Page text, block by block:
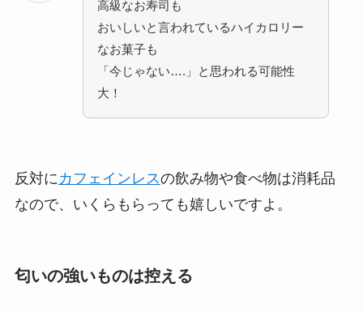
高級なお寿司も
おいしいと言われているハイカロリー
なお菓子も
「今じゃない….」と思われる可能性
大！
反対に カフェインレスの飲み物や食べ物は消耗品
なので、いくらもらっても嬉しいですよ。
匂いの強いものは控える